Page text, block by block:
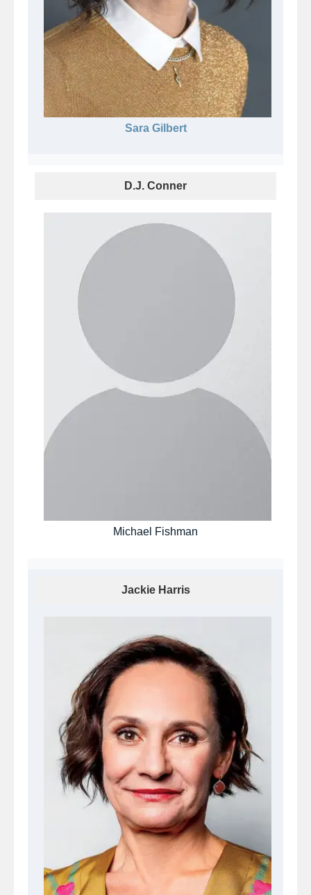
Sara Gilbert
D.J. Conner
Michael Fishman
Jackie Harris